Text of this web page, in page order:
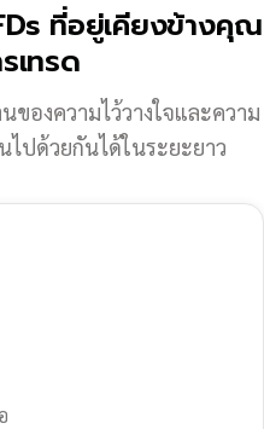
ที่อยู่เคียงข้างคุณ
เทรด
ของความไว้วางใจและความ
ไปด้วยกันได้ในระยะยาว